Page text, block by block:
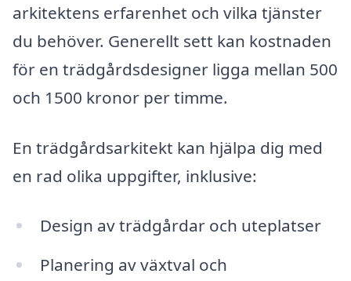
arkitektens erfarenhet och vilka tjänster
du behöver. Generellt sett kan kostnaden
för en trädgårdsdesigner ligga mellan 500
och 1500 kronor per timme.
En trädgårdsarkitekt kan hjälpa dig med
en rad olika uppgifter, inklusive:
Design av trädgårdar och uteplatser
Planering av växtval och